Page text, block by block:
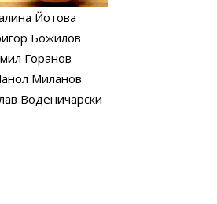
Йотова
Божилов
Горанов
Миланов
Воденичарски